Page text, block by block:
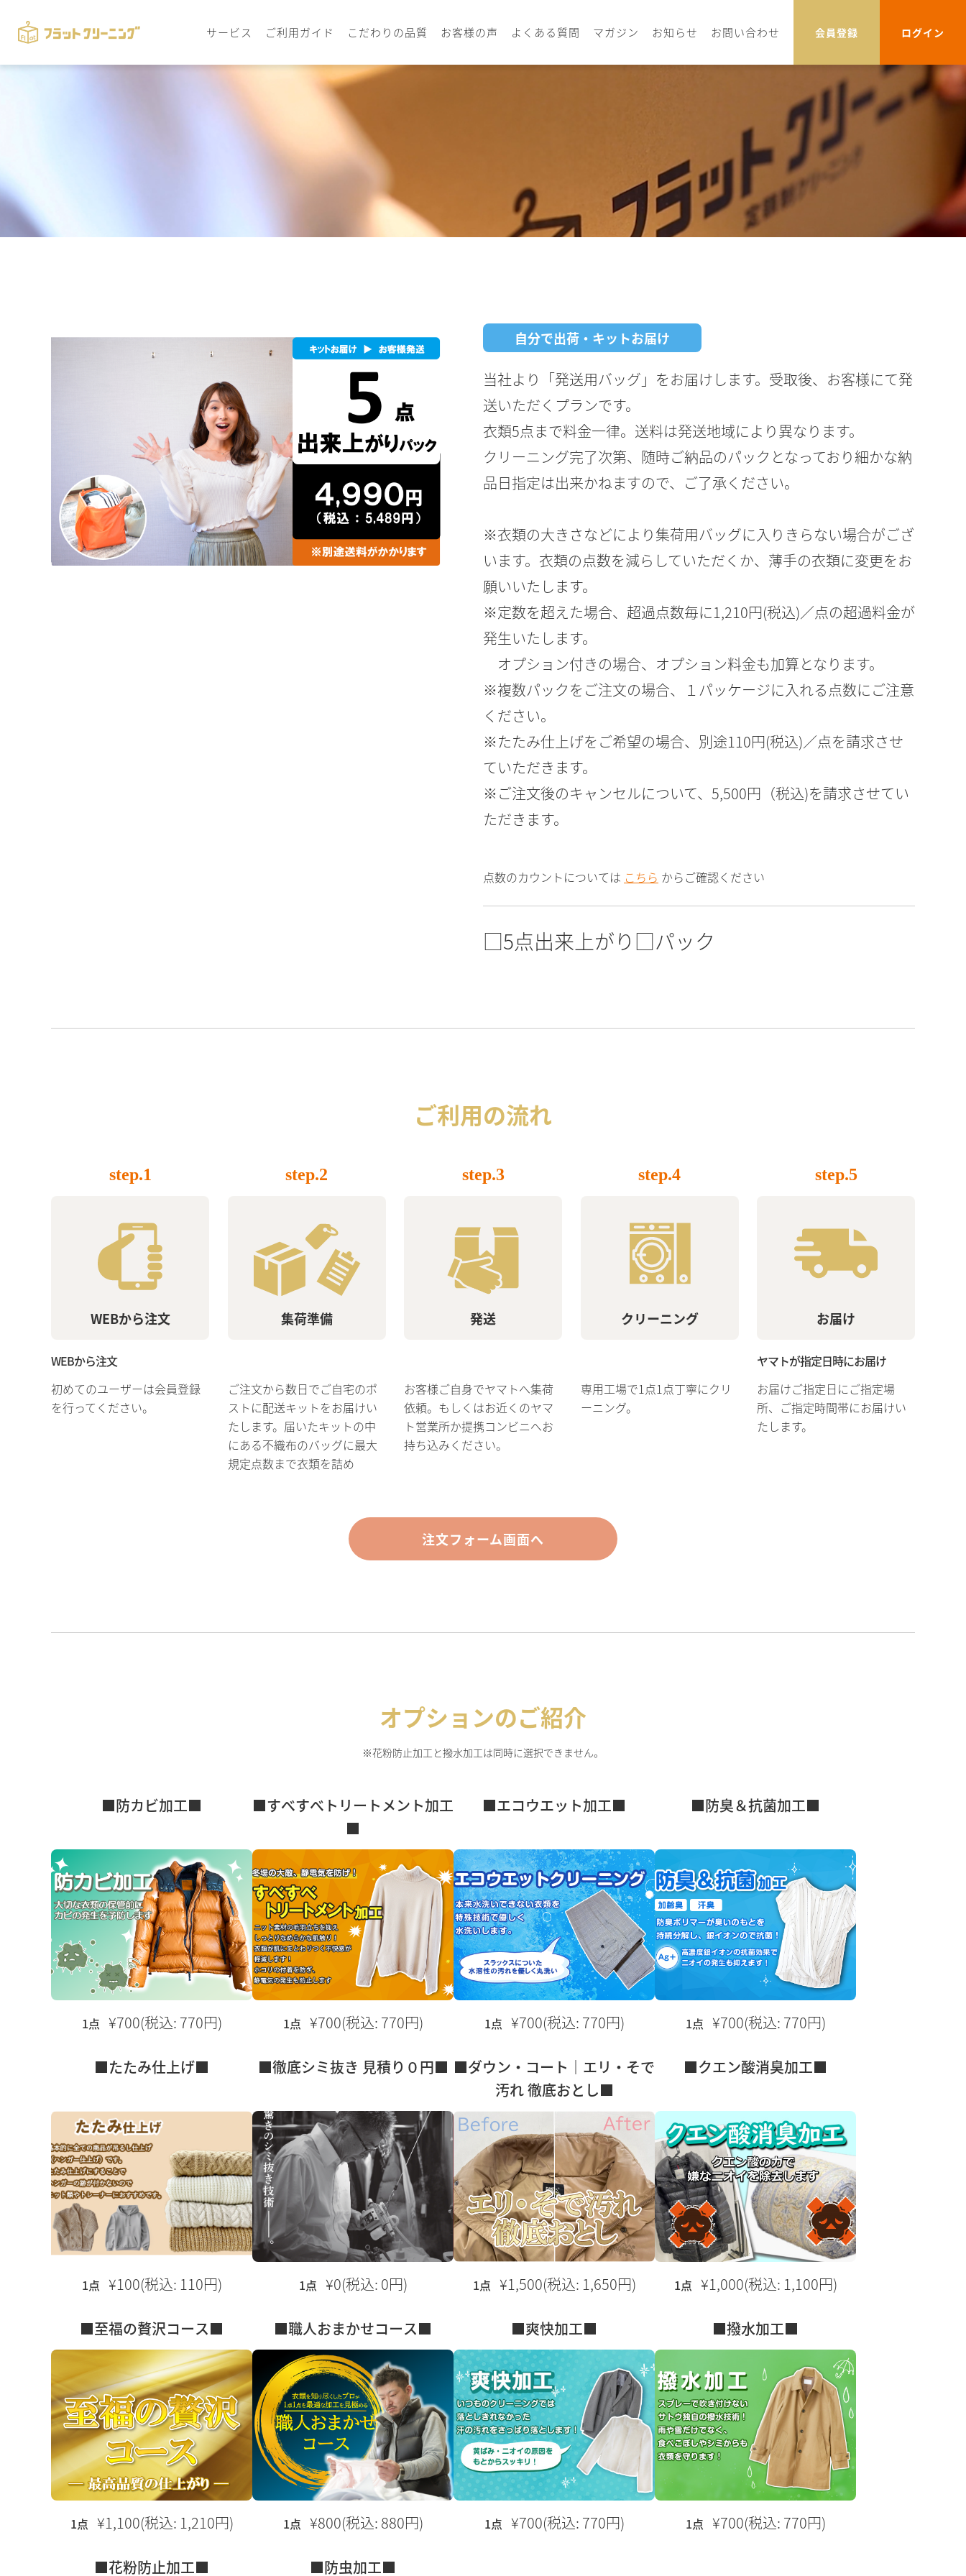
サービス ご利用ガイド こだわりの品質 お客様の声 よくある質問 マガジン お知らせ お問い合わせ 会員登録 ログイン
自分で出荷・キットお届け
当社より「発送用バッグ」をお届けします。受取後、お客様にて発
送いただくプランです。
衣類5点まで料金一律。送料は発送地域により異なります。
クリーニング完了次第、随時ご納品のパックとなっており細かな納
品日指定は出来かねますので、ご了承ください。
※衣類の大きさなどにより集荷用バッグに入りきらない場合がござ
います。衣類の点数を減らしていただくか、薄手の衣類に変更をお
願いいたします。
※定数を超えた場合、超過点数毎に1,210円(税込)／点の超過料金が
発生いたします。
オプション付きの場合、オプション料金も加算となります。
※複数パックをご注文の場合、１パッケージに入れる点数にご注意
ください。
※たたみ仕上げをご希望の場合、別途110円(税込)／点を請求させ
ていただきます。
※ご注文後のキャンセルについて、5,500円（税込)を請求させてい
ただきます。
点数のカウントについては こちら からご確認ください
□5点出来上がり□パック
ご利用の流れ
step.1
WEBから注文
WEBから注文
初めてのユーザーは会員登録
を行ってください。
step.2
集荷準備
ご注文から数日でご自宅のポ
ストに配送キットをお届けい
たします。届いたキットの中
にある不織布のバッグに最大
規定点数まで衣類を詰め
step.3
発送
お客様ご自身でヤマトへ集荷
依頼。もしくはお近くのヤマ
ト営業所か提携コンビニへお
持ち込みください。
step.4
クリーニング
専用工場で1点1点丁寧にクリ
ーニング。
step.5
お届け
ヤマトが指定日時にお届け
お届けご指定日にご指定場
所、ご指定時間帯にお届けい
たします。
注文フォーム画面へ
オプションのご紹介
※花粉防止加工と撥水加工は同時に選択できません。
■防カビ加工■
1点 ¥700(税込: 770円)
■すべすべトリートメント加工
■
1点 ¥700(税込: 770円)
■エコウエット加工■
1点 ¥700(税込: 770円)
■防臭＆抗菌加工■
1点 ¥700(税込: 770円)
■たたみ仕上げ■
1点 ¥100(税込: 110円)
■徹底シミ抜き 見積り０円■
1点 ¥0(税込: 0円)
■ダウン・コート｜エリ・そで
汚れ 徹底おとし■
1点 ¥1,500(税込: 1,650円)
■クエン酸消臭加工■
1点 ¥1,000(税込: 1,100円)
■至福の贅沢コース■
1点 ¥1,100(税込: 1,210円)
■職人おまかせコース■
1点 ¥800(税込: 880円)
■爽快加工■
1点 ¥700(税込: 770円)
■撥水加工■
1点 ¥700(税込: 770円)
■花粉防止加工■ ■防虫加工■